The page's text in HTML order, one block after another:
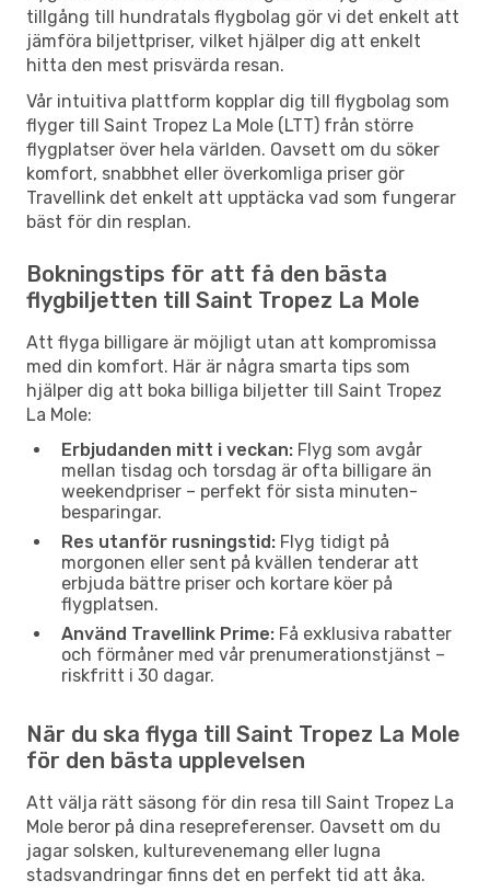
tillgång till hundratals flygbolag gör vi det enkelt att
jämföra biljettpriser, vilket hjälper dig att enkelt
hitta den mest prisvärda resan.
Vår intuitiva plattform kopplar dig till flygbolag som
flyger till Saint Tropez La Mole (LTT) från större
flygplatser över hela världen. Oavsett om du söker
komfort, snabbhet eller överkomliga priser gör
Travellink det enkelt att upptäcka vad som fungerar
bäst för din resplan.
Bokningstips för att få den bästa
flygbiljetten till Saint Tropez La Mole
Att flyga billigare är möjligt utan att kompromissa
med din komfort. Här är några smarta tips som
hjälper dig att boka billiga biljetter till Saint Tropez
La Mole:
Erbjudanden mitt i veckan: Flyg som avgår
mellan tisdag och torsdag är ofta billigare än
weekendpriser – perfekt för sista minuten-
besparingar.
Res utanför rusningstid: Flyg tidigt på
morgonen eller sent på kvällen tenderar att
erbjuda bättre priser och kortare köer på
flygplatsen.
Använd Travellink Prime: Få exklusiva rabatter
och förmåner med vår prenumerationstjänst –
riskfritt i 30 dagar.
När du ska flyga till Saint Tropez La Mole
för den bästa upplevelsen
Att välja rätt säsong för din resa till Saint Tropez La
Mole beror på dina resepreferenser. Oavsett om du
jagar solsken, kulturevenemang eller lugna
stadsvandringar finns det en perfekt tid att åka.